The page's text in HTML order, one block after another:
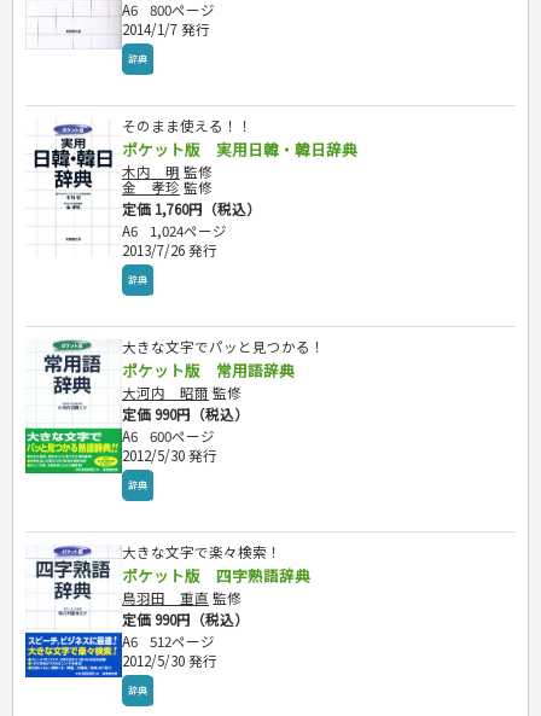
A6
800ページ
2014/1/7 発行
辞典
そのまま使える！！
ポケット版 実用日韓・韓日辞典
木内 明 監修
金 孝珍 監修
定価 1,760円（税込）
A6
1,024ページ
2013/7/26 発行
辞典
大きな文字でパッと見つかる！
ポケット版 常用語辞典
大河内 昭爾 監修
定価 990円（税込）
A6
600ページ
2012/5/30 発行
辞典
大きな文字で楽々検索！
ポケット版 四字熟語辞典
鳥羽田 重直 監修
定価 990円（税込）
A6
512ページ
2012/5/30 発行
辞典